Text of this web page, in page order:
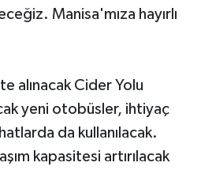
Manisa'mıza hayırlı
alınacak Cider Yolu
yeni otobüsler, ihtiyaç
da kullanılacak.
kapasitesi artırılacak